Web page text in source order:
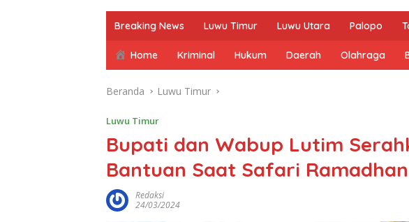
Breaking News Luwu Timur Luwu Utara Palopo
Home Kriminal Hukum Daerah Olahraga
Beranda Luwu Timur
Luwu Timur
Bupati dan Wabup Lutim
Bantuan Saat Safari
Redaksi
24/03/2024